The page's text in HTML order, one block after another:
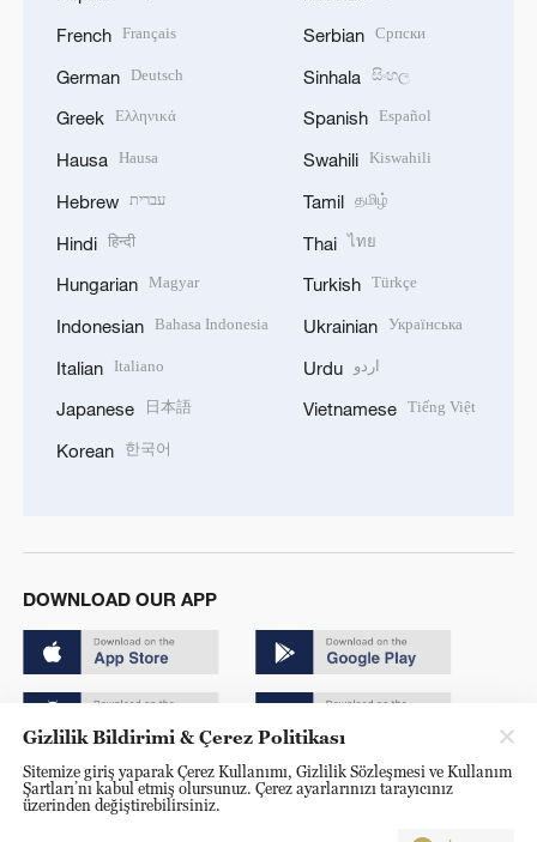
French Français
German Deutsch
Greek Ελληνικά
Hausa Hausa
Hebrew עברית
Hindi हिन्दी
Hungarian Magyar
Indonesian Bahasa Indonesia
Italian Italiano
Japanese 日本語
Korean 한국어
Serbian Српски
Sinhala සිංහල
Spanish Español
Swahili Kiswahili
Tamil தமிழ்
Thai ไทย
Turkish Türkçe
Ukrainian Українська
Urdu اردو
Vietnamese Tiếng Việt
DOWNLOAD OUR APP
Copyright © 2024 CGTN.
京ICP备20000184号
Gizlilik Bildirimi & Çerez Politikası
Sitemize giriş yaparak Çerez Kullanımı, Gizlilik Sözleşmesi ve Kullanım
Şartları’nı kabul etmiş olursunuz. Çerez ayarlarınızı tarayıcınız
üzerinden değiştirebilirsiniz.